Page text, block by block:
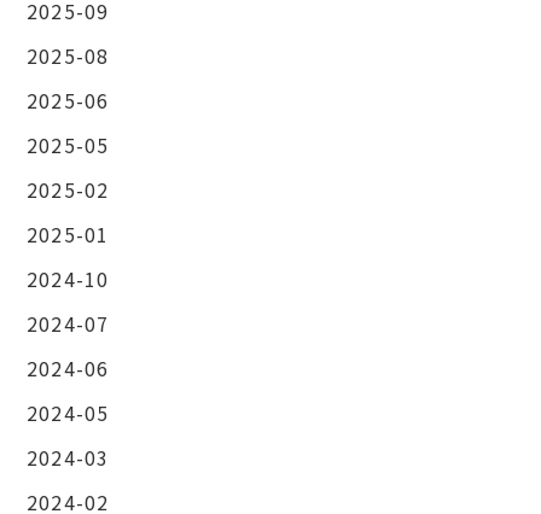
2025-09
2025-08
2025-06
2025-05
2025-02
2025-01
2024-10
2024-07
2024-06
2024-05
2024-03
2024-02